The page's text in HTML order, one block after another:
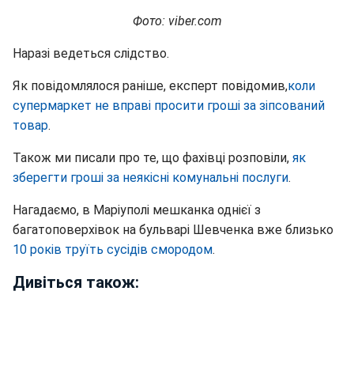
Фото: viber.com
Наразі ведеться слідство.
Як повідомлялося раніше, експерт повідомив,коли
супермаркет не вправі просити гроші за зіпсований
товар.
Також ми писали про те, що фахівці розповіли, як
зберегти гроші за неякісні комунальні послуги.
Нагадаємо, в Маріуполі мешканка однієї з
багатоповерхівок на бульварі Шевченка вже близько
10 років труїть сусідів смородом.
Дивіться також: